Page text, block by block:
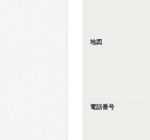
地図
電話番号